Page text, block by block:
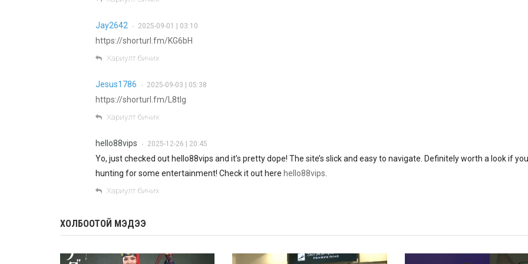
Jay2642 • 2025-09-01 | 03:10
https://shorturl.fm/KG6bH
Хариулт бичих
Jesus1786 • 2025-09-03 | 05:38
https://shorturl.fm/L8tIg
Хариулт бичих
hello88vips • 2025-12-26 | 20:45
Yo, just checked out hello88vips and it’s pretty dope! The site’s slick and easy to navigate. Definitely worth a look if
hunting for some entertainment! Check it out here hello88vips
Хариулт бичих
ХОЛБООТОЙ МЭДЭЭ